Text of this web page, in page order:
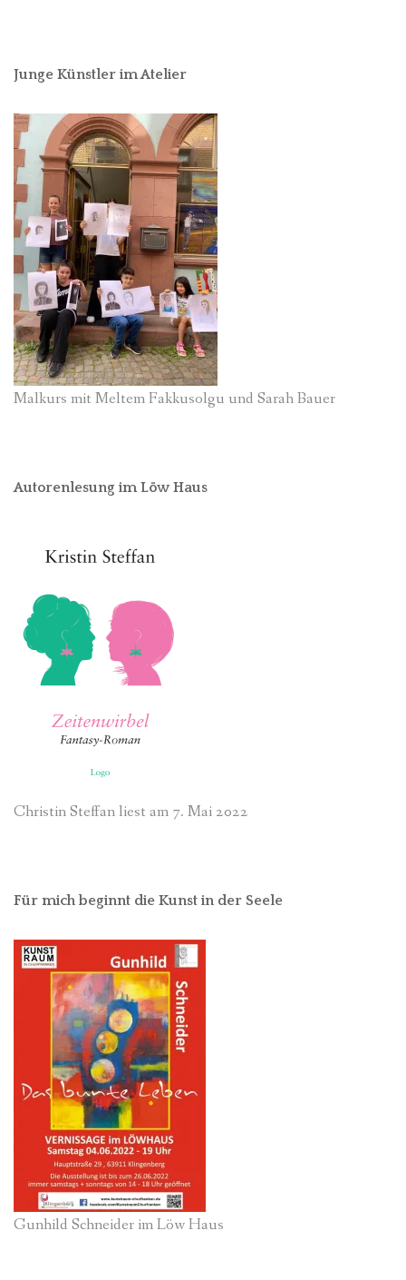
Junge Künstler im Atelier
Malkurs mit Meltem Fakkusolgu und Sarah Bauer
Autorenlesung im Löw Haus
Christin Steffan liest am 7. Mai 2022
Für mich beginnt die Kunst in der Seele
Gunhild Schneider im Löw Haus